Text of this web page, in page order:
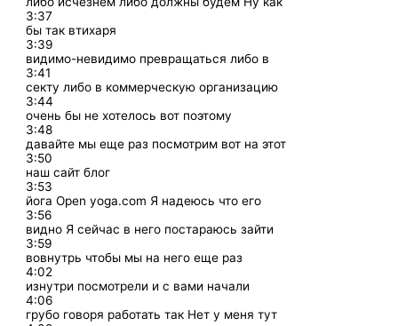
3:37
бы так втихаря
3:39
видимо-невидимо превращаться либо в
3:41
секту либо в коммерческую организацию
3:44
очень бы не хотелось вот поэтому
3:48
давайте мы еще раз посмотрим вот на этот
3:50
наш сайт блог
3:53
йога Open yoga.com Я надеюсь что его
3:56
видно Я сейчас в него постараюсь зайти
3:59
вовнутрь чтобы мы на него еще раз
4:02
изнутри посмотрели и с вами начали
4:06
грубо говоря работать так Нет у меня тут